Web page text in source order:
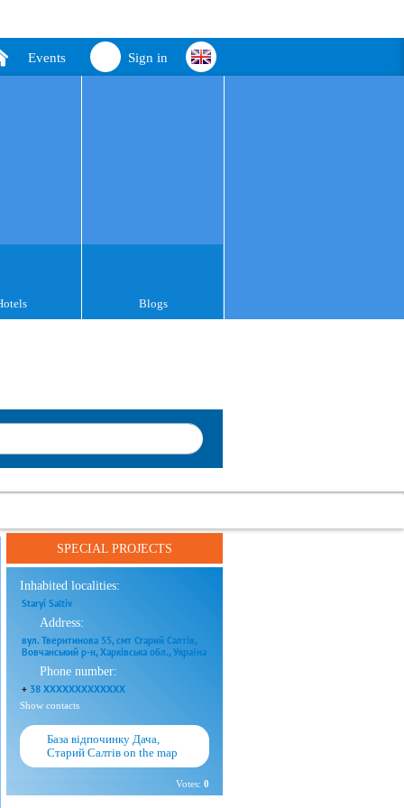
Sign in
Events
Blogs
SPECIAL PROJECTS
Inhabited localities:
Staryi Saltiv
Address:
вул. Тверитинова 55, смт Старий Салтів,
Вовчанський р-н, Харківська обл., Україна
Phone number:
+ 38 XXXXXXXXXXXXX
Show contacts
База відпочинку Дача,
Старий Салтів on the map
Votes: 0